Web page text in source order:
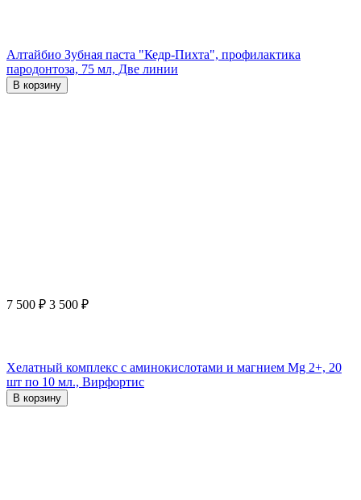
Алтайбио Зубная паста "Кедр-Пихта", профилактика
пародонтоза, 75 мл, Две линии
В корзину
7 500 ₽ 3 500 ₽
Хелатный комплекс с аминокислотами и магнием Mg 2+, 20
шт по 10 мл., Вирфортис
В корзину